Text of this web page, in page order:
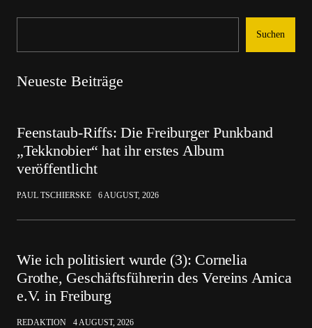
Suchen
Neueste Beiträge
Feenstaub-Riffs: Die Freiburger Punkband
„Tekknobier“ hat ihr erstes Album
veröffentlicht
PAUL TSCHIERSKE 6 AUGUST, 2026
Wie ich politisiert wurde (3): Cornelia
Grothe, Geschäftsführerin des Vereins Amica
e.V. in Freiburg
REDAKTION 4 AUGUST, 2026